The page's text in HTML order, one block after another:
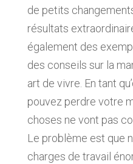
de petits
résultats
également des
des conseils sur la
art de vivre. En tant
pouvez perdre votre
choses ne vont pas
Le problème est que
charges de travail